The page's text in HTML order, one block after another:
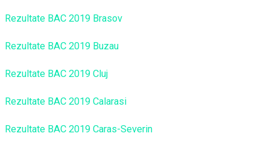
Rezultate BAC 2019 Brasov
Rezultate BAC 2019 Buzau
Rezultate BAC 2019 Cluj
Rezultate BAC 2019 Calarasi
Rezultate BAC 2019 Caras-Severin